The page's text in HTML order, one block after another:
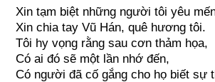
Xin tạm biệt những người tôi yêu
Xin chia tay Vũ Hán, quê hương tôi.
Tôi hy vọng rằng sau cơn thảm họa,
Có ai đó sẽ một lần nhớ đến,
Có người đã cố gắng cho họ biết sự